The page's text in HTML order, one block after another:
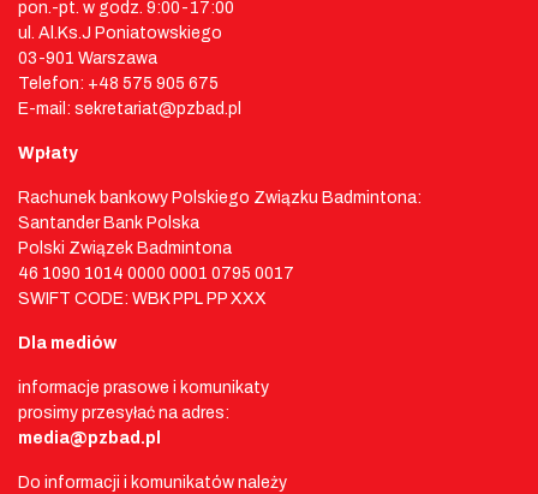
pon.-pt. w godz. 9:00-17:00
ul. Al.Ks.J Poniatowskiego
03-901 Warszawa
Telefon: +48 575 905 675
E-mail: sekretariat@pzbad.pl
Wpłaty
Rachunek bankowy Polskiego Związku Badmintona:
Santander Bank Polska
Polski Związek Badmintona
46 1090 1014 0000 0001 0795 0017
SWIFT CODE: WBK PPL PP XXX
Dla mediów
informacje prasowe i komunikaty
prosimy przesyłać na adres:
media@pzbad.pl
Do informacji i komunikatów należy